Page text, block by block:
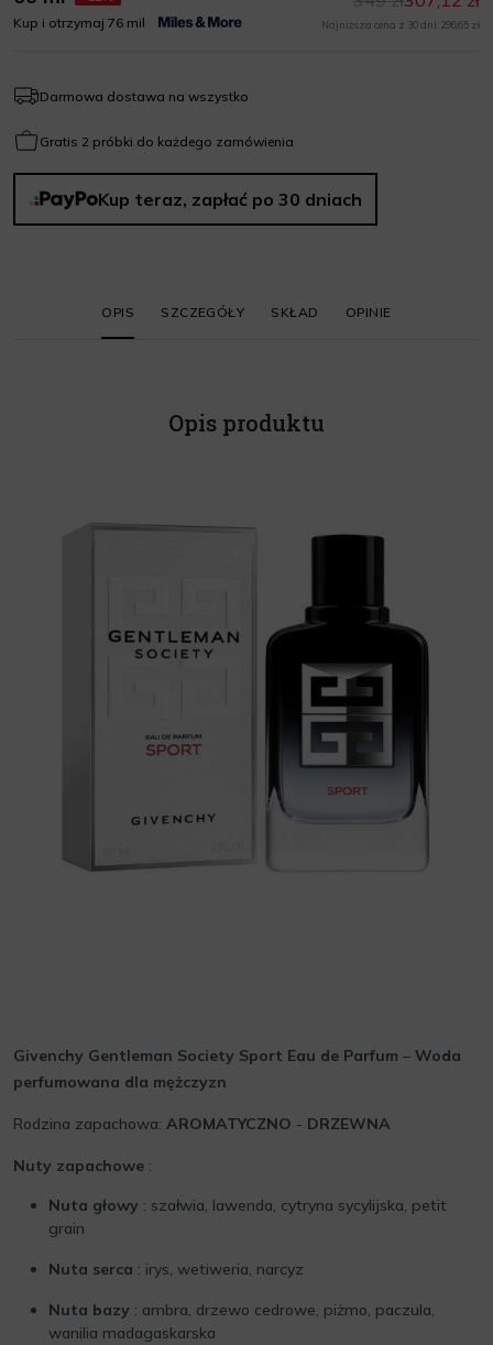
Kup i otrzymaj 76 mil
Najniższa cena z 30 dni: 296,65 zł
Darmowa dostawa na wszystko
Gratis 2 próbki do każdego zamówienia
Kup teraz, zapłać po 30 dniach
OPIS SZCZEGÓŁY SKŁAD OPINIE
Opis produktu
Givenchy Gentleman Society Sport Eau de Parfum – Woda
perfumowana dla mężczyzn
Rodzina zapachowa: AROMATYCZNO - DRZEWNA
Nuty zapachowe :
Nuta głowy : szałwia, lawenda, cytryna sycylijska, petit
grain
Nuta serca : irys, wetiweria, narcyz
Nuta bazy : ambra, drzewo cedrowe, piżmo, paczula,
wanilia madagaskarska